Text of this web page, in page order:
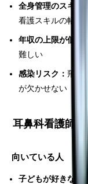
全身管理のスキル
看護スキルの幅は
年収の上限が低め：
難しい
感染リスク： 飛沫
が欠かせない
耳鼻科看護師
向いている人
子どもが好きな人：